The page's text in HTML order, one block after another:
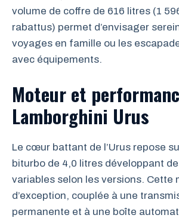
volume de coffre de 616 litres (1
rabattus) permet d’envisager
voyages en famille ou les
avec équipements.
Moteur et
Lamborghini Urus
Le cœur battant de l’Urus repose
biturbo de 4,0 litres développant
variables selon les versions. Cette
d’exception, couplée à une
permanente et à une boîte